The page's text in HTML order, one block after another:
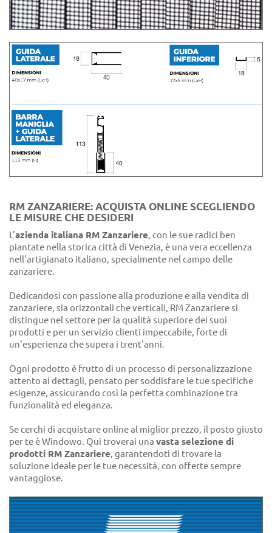
RM ZANZARIERE: ACQUISTA ONLINE SCEGLIENDO
LE MISURE CHE DESIDERI
L'azienda italiana RM Zanzariere, con le sue radici ben
piantate nella storica città di Venezia, è una vera eccellenza
nell'artigianato italiano, specialmente nel campo delle
zanzariere.
Dedicandosi con passione alla produzione e alla vendita di
zanzariere, sia orizzontali che verticali, RM Zanzariere si
distingue nel settore per la qualità superiore dei suoi
prodotti e per un servizio clienti impeccabile, forte di
un'esperienza che supera i trent'anni.
Ogni prodotto è frutto di un processo di personalizzazione
attento ai dettagli, pensato per soddisfare le tue specifiche
esigenze, assicurando così la perfetta combinazione tra
funzionalità ed eleganza.
Se cerchi di acquistare online al miglior prezzo, il posto giusto
per te è Windowo. Qui troverai una vasta selezione di
prodotti RM Zanzariere, garantendoti di trovare la
soluzione ideale per le tue necessità, con offerte sempre
vantaggiose.